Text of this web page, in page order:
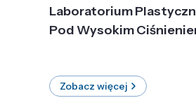
Laboratorium
Pod Wysokim
Zobacz więcej